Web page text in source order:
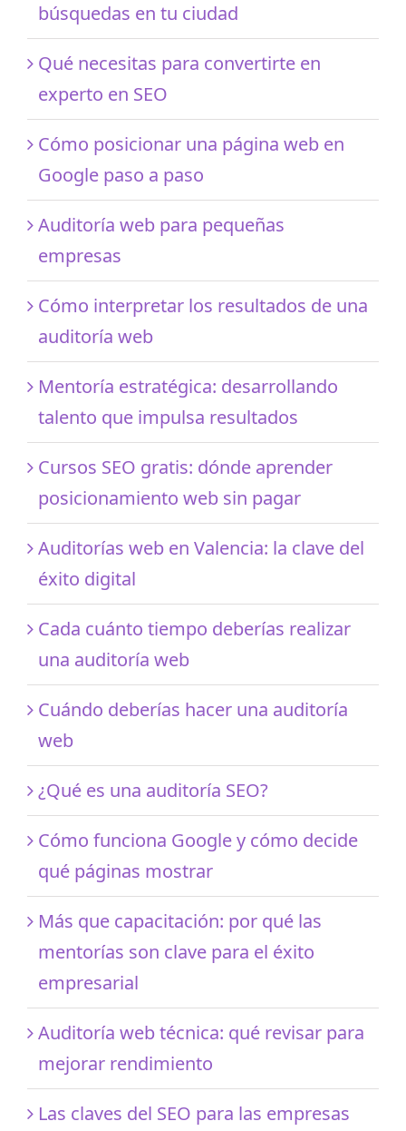
búsquedas en tu ciudad
Qué necesitas para convertirte en
experto en SEO
Cómo posicionar una página web en
Google paso a paso
Auditoría web para pequeñas
empresas
Cómo interpretar los resultados de una
auditoría web
Mentoría estratégica: desarrollando
talento que impulsa resultados
Cursos SEO gratis: dónde aprender
posicionamiento web sin pagar
Auditorías web en Valencia: la clave del
éxito digital
Cada cuánto tiempo deberías realizar
una auditoría web
Cuándo deberías hacer una auditoría
web
¿Qué es una auditoría SEO?
Cómo funciona Google y cómo decide
qué páginas mostrar
Más que capacitación: por qué las
mentorías son clave para el éxito
empresarial
Auditoría web técnica: qué revisar para
mejorar rendimiento
Las claves del SEO para las empresas